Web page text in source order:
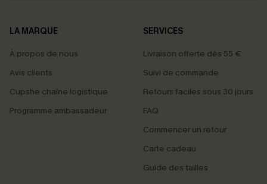
LA MARQUE
À propos de nous
Avis clients
Cupshe chaîne logistique
Programme ambassadeur
SERVICES
Livraison offerte dès 55 €
Suivi de commande
Retours faciles sous 30 jours
FAQ
Commencer un retour
Carte cadeau
Guide des tailles